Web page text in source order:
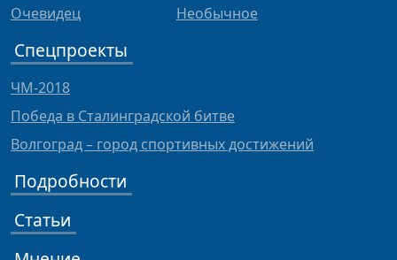
Очевидец
Необычное
Спецпроекты
ЧМ-2018
Победа в Сталинградской битве
Волгоград – город спортивных достижений
Подробности
Статьи